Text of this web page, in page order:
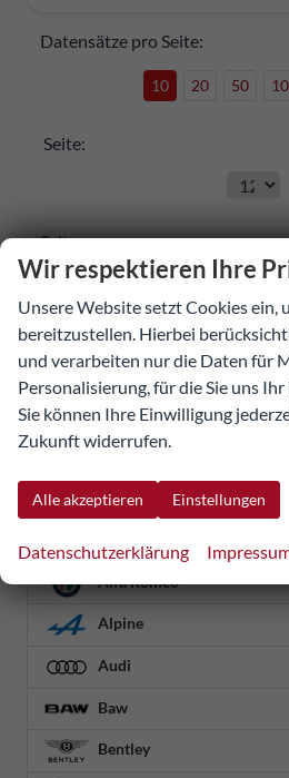
Datensätze pro Seite:
10 20 50
Seite:
Seiten:
Fahrzeugnr.
Detailsuche
Geparkte
Alfa Romeo
Alpine
Audi
Baw
Bentley
Wir respektieren Ihre
Unsere Website setzt Cookies ein,
bereitzustellen. Hierbei
und verarbeiten nur die Daten für
Personalisierung, für die Sie uns
Sie können Ihre Einwilligung
Zukunft widerrufen.
Alle akzeptieren Einstellungen
Datenschutzerklärung